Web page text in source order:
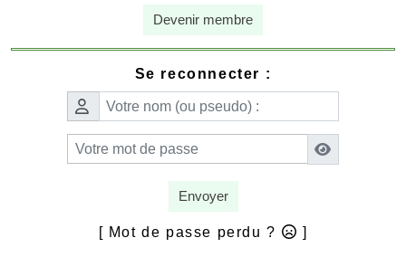
Devenir membre
Se reconnecter :
Envoyer
[ Mot de passe perdu ? ]